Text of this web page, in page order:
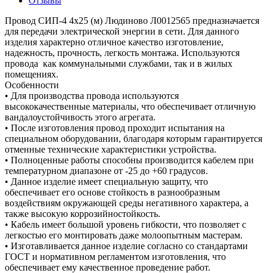
Провод СИП-4 4х25 (м) Людиново Л0012565 предназначается
для передачи электрической энергии в сети. Для данного
изделия характерно отличное качество изготовление,
надежность, прочность, легкость монтажа. Используются
провода как коммунальными службами, так и в жилых
помещениях.
Особенности
• Для производства провода используются
высококачественные материалы, что обеспечивает отличную
вандалоустойчивость этого агрегата.
• После изготовления провод проходит испытания на
специальном оборудовании, благодаря которым гарантируется
отменные технические характеристики устройства.
• Полноценные работы способны производится кабелем при
температурном диапазоне от -25 до +60 градусов.
• Данное изделие имеет специальную защиту, что
обеспечивает его основе стойкость в разнообразным
воздействиям окружающей среды негативного характера, а
также высокую коррозийностойкость.
• Кабель имеет большой уровень гибкости, что позволяет с
легкостью его монтировать даже молоопытным мастерам.
• Изготавливается данное изделие согласно со стандартами
ГОСТ и нормативном регламентом изготовления, что
обеспечивает ему качественное проведение работ.